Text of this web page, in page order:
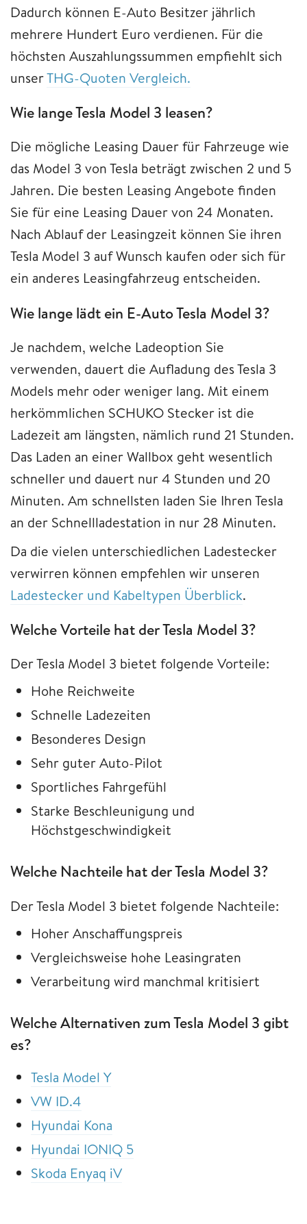
Dadurch können E-Auto Besitzer jährlich
mehrere Hundert Euro verdienen. Für die
höchsten Auszahlungssummen empfiehlt sich
unserTHG-Quoten Vergleich.
Wie lange Tesla Model 3 leasen?
Die mögliche Leasing Dauer für Fahrzeuge wie
das Model 3 von Tesla beträgt zwischen 2 und 5
Jahren. Die besten Leasing Angebote finden
Sie für eine Leasing Dauer von 24 Monaten.
Nach Ablauf der Leasingzeit können Sie ihren
Tesla Model 3 auf Wunsch kaufen oder sich für
ein anderes Leasingfahrzeug entscheiden.
Wie lange lädt ein E-Auto Tesla Model 3?
Je nachdem, welche Ladeoption Sie
verwenden, dauert die Aufladung des Tesla 3
Models mehr oder weniger lang. Mit einem
herkömmlichen SCHUKO Stecker ist die
Ladezeit am längsten, nämlich rund 21 Stunden.
Das Laden an einer Wallbox geht wesentlich
schneller und dauert nur 4 Stunden und 20
Minuten. Am schnellsten laden Sie Ihren Tesla
an der Schnellladestation in nur 28 Minuten.
Da die vielen unterschiedlichen Ladestecker
verwirren können empfehlen wir unseren
Ladestecker und Kabeltypen Überblick.
Welche Vorteile hat der Tesla Model 3?
Der Tesla Model 3 bietet folgende Vorteile:
Hohe Reichweite
Schnelle Ladezeiten
Besonderes Design
Sehr guter Auto-Pilot
Sportliches Fahrgefühl
Starke Beschleunigung und
Höchstgeschwindigkeit
Welche Nachteile hat der Tesla Model 3?
Der Tesla Model 3 bietet folgende Nachteile:
Hoher Anschaffungspreis
Vergleichsweise hohe Leasingraten
Verarbeitung wird manchmal kritisiert
Welche Alternativen zum Tesla Model 3 gibt
es?
Tesla Model Y
VW ID.4
Hyundai Kona
Hyundai IONIQ 5
Skoda Enyaq iV